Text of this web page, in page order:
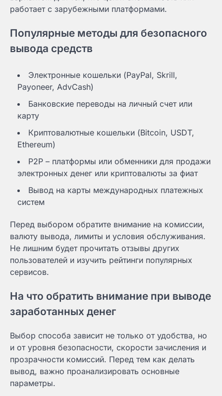
работает с зарубежными платформами.
Популярные методы для безопасного
вывода средств
Электронные кошельки (PayPal, Skrill,
Payoneer, AdvCash)
Банковские переводы на личный счет или
карту
Криптовалютные кошельки (Bitcoin, USDT,
Ethereum)
P2P – платформы или обменники для продажи
электронных денег или криптовалюты за фиат
Вывод на карты международных платежных
систем
Перед выбором обратите внимание на комиссии,
валюту вывода, лимиты и условия обслуживания.
Не лишним будет прочитать отзывы других
пользователей и изучить рейтинги популярных
сервисов.
На что обратить внимание при выводе
заработанных денег
Выбор способа зависит не только от удобства, но
и от уровня безопасности, скорости зачисления и
прозрачности комиссий. Перед тем как делать
вывод, важно проанализировать основные
параметры.